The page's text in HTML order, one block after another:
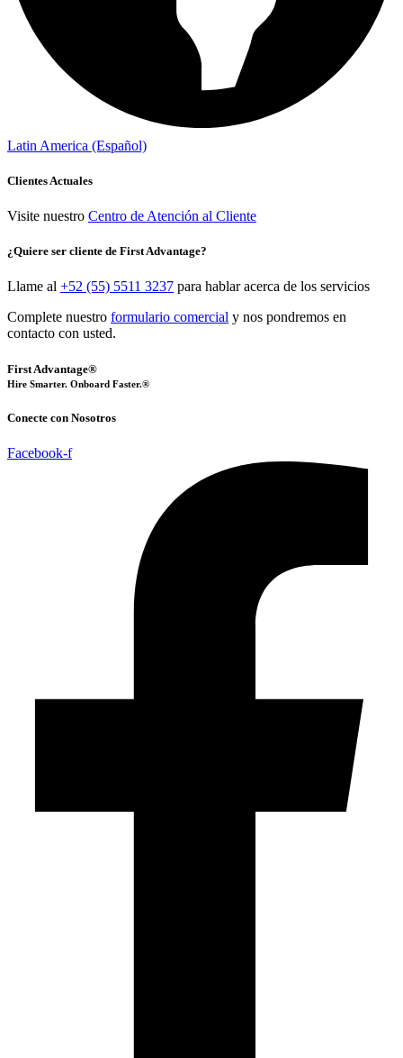
Latin America (Español)
Clientes Actuales
Visite nuestro Centro de Atención al Cliente
¿Quiere ser cliente de First Advantage?
Llame al +52 (55) 5511 3237 para hablar acerca de los servicios
Complete nuestro formulario comercial y nos pondremos en
contacto con usted.
First Advantage®
Hire Smarter. Onboard Faster.®
Conecte con Nosotros
Facebook-f